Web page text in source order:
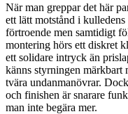
När man greppar det här
ett lätt motstånd i
förtroende men samtidigt
montering hörs ett diskret
ett solidare intryck än
känns styrningen märkbart
tvära undanmanövrar.
och finishen är snarare
man inte begära mer.